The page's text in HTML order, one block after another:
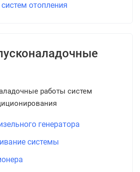
отопления
работы систем
генератора
системы